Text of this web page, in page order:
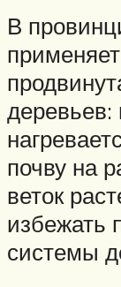
В
деревьев:
почву на
веток
избежать
системы